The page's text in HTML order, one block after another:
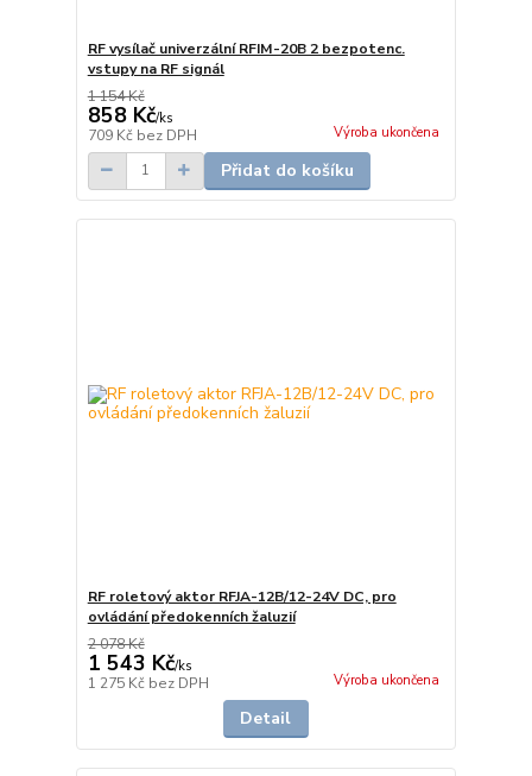
RF vysílač univerzální RFIM-20B 2 bezpotenc.
vstupy na RF signál
1 154 Kč
858 Kč/ks
709 Kč bez DPH Výroba ukončena
Přidat do košíku
RF roletový aktor RFJA-12B/12-24V DC, pro
ovládání předokenních žaluzií
2 078 Kč
1 543 Kč/ks
1 275 Kč bez DPH Výroba ukončena
Detail